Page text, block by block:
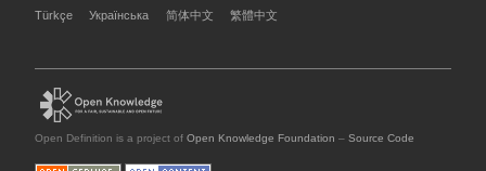
Türkçe
Українська 简体中文 繁體中文
Open Definition is a project of Open Knowledge Foundation – Source Code